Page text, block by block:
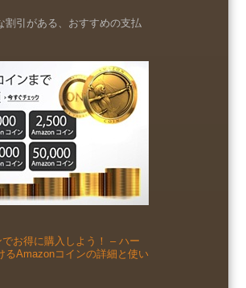
割引がある、おすすめの支払
でお得に購入しよう！ – ハー
るAmazonコインの詳細と使い